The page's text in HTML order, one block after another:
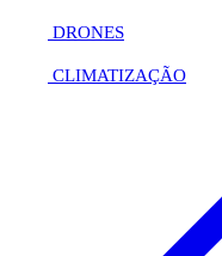
DRONES
CLIMATIZAÇÃO